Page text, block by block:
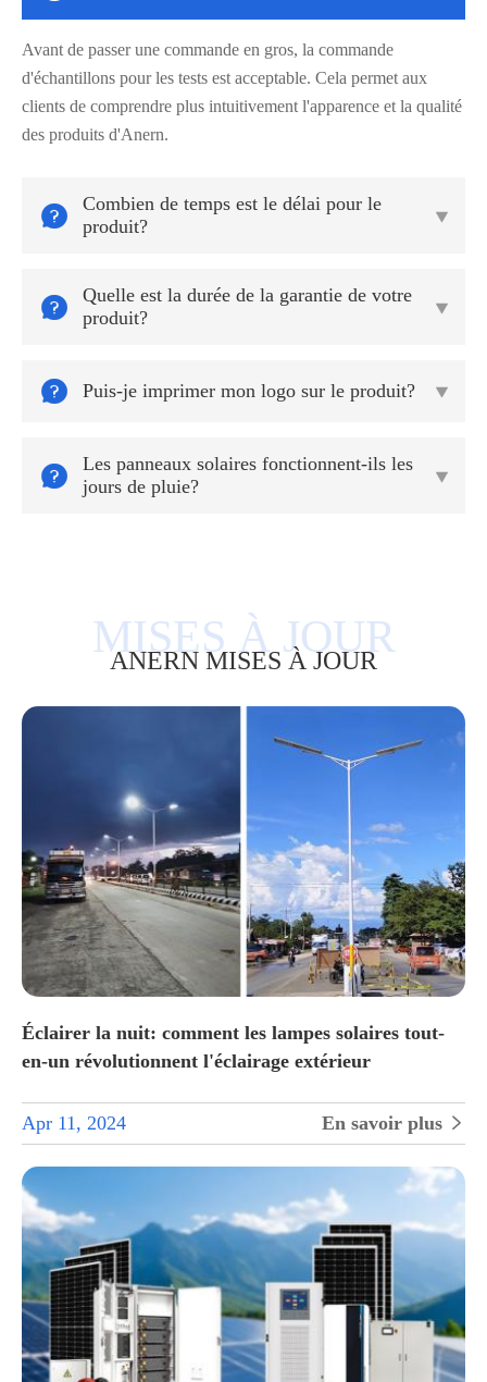
Avant de passer une commande en gros, la commande
d'échantillons pour les tests est acceptable. Cela permet aux
clients de comprendre plus intuitivement l'apparence et la qualité
des produits d'Anern.

Combien de temps est le délai pour le
produit?


Quelle est la durée de la garantie de votre
produit?

 Puis-je imprimer mon logo sur le produit? 

Les panneaux solaires fonctionnent-ils les
jours de pluie?

ANERN MISES À JOUR
Éclairer la nuit: comment les lampes solaires tout-
en-un révolutionnent l'éclairage extérieur
Apr 11, 2024 En savoir plus 